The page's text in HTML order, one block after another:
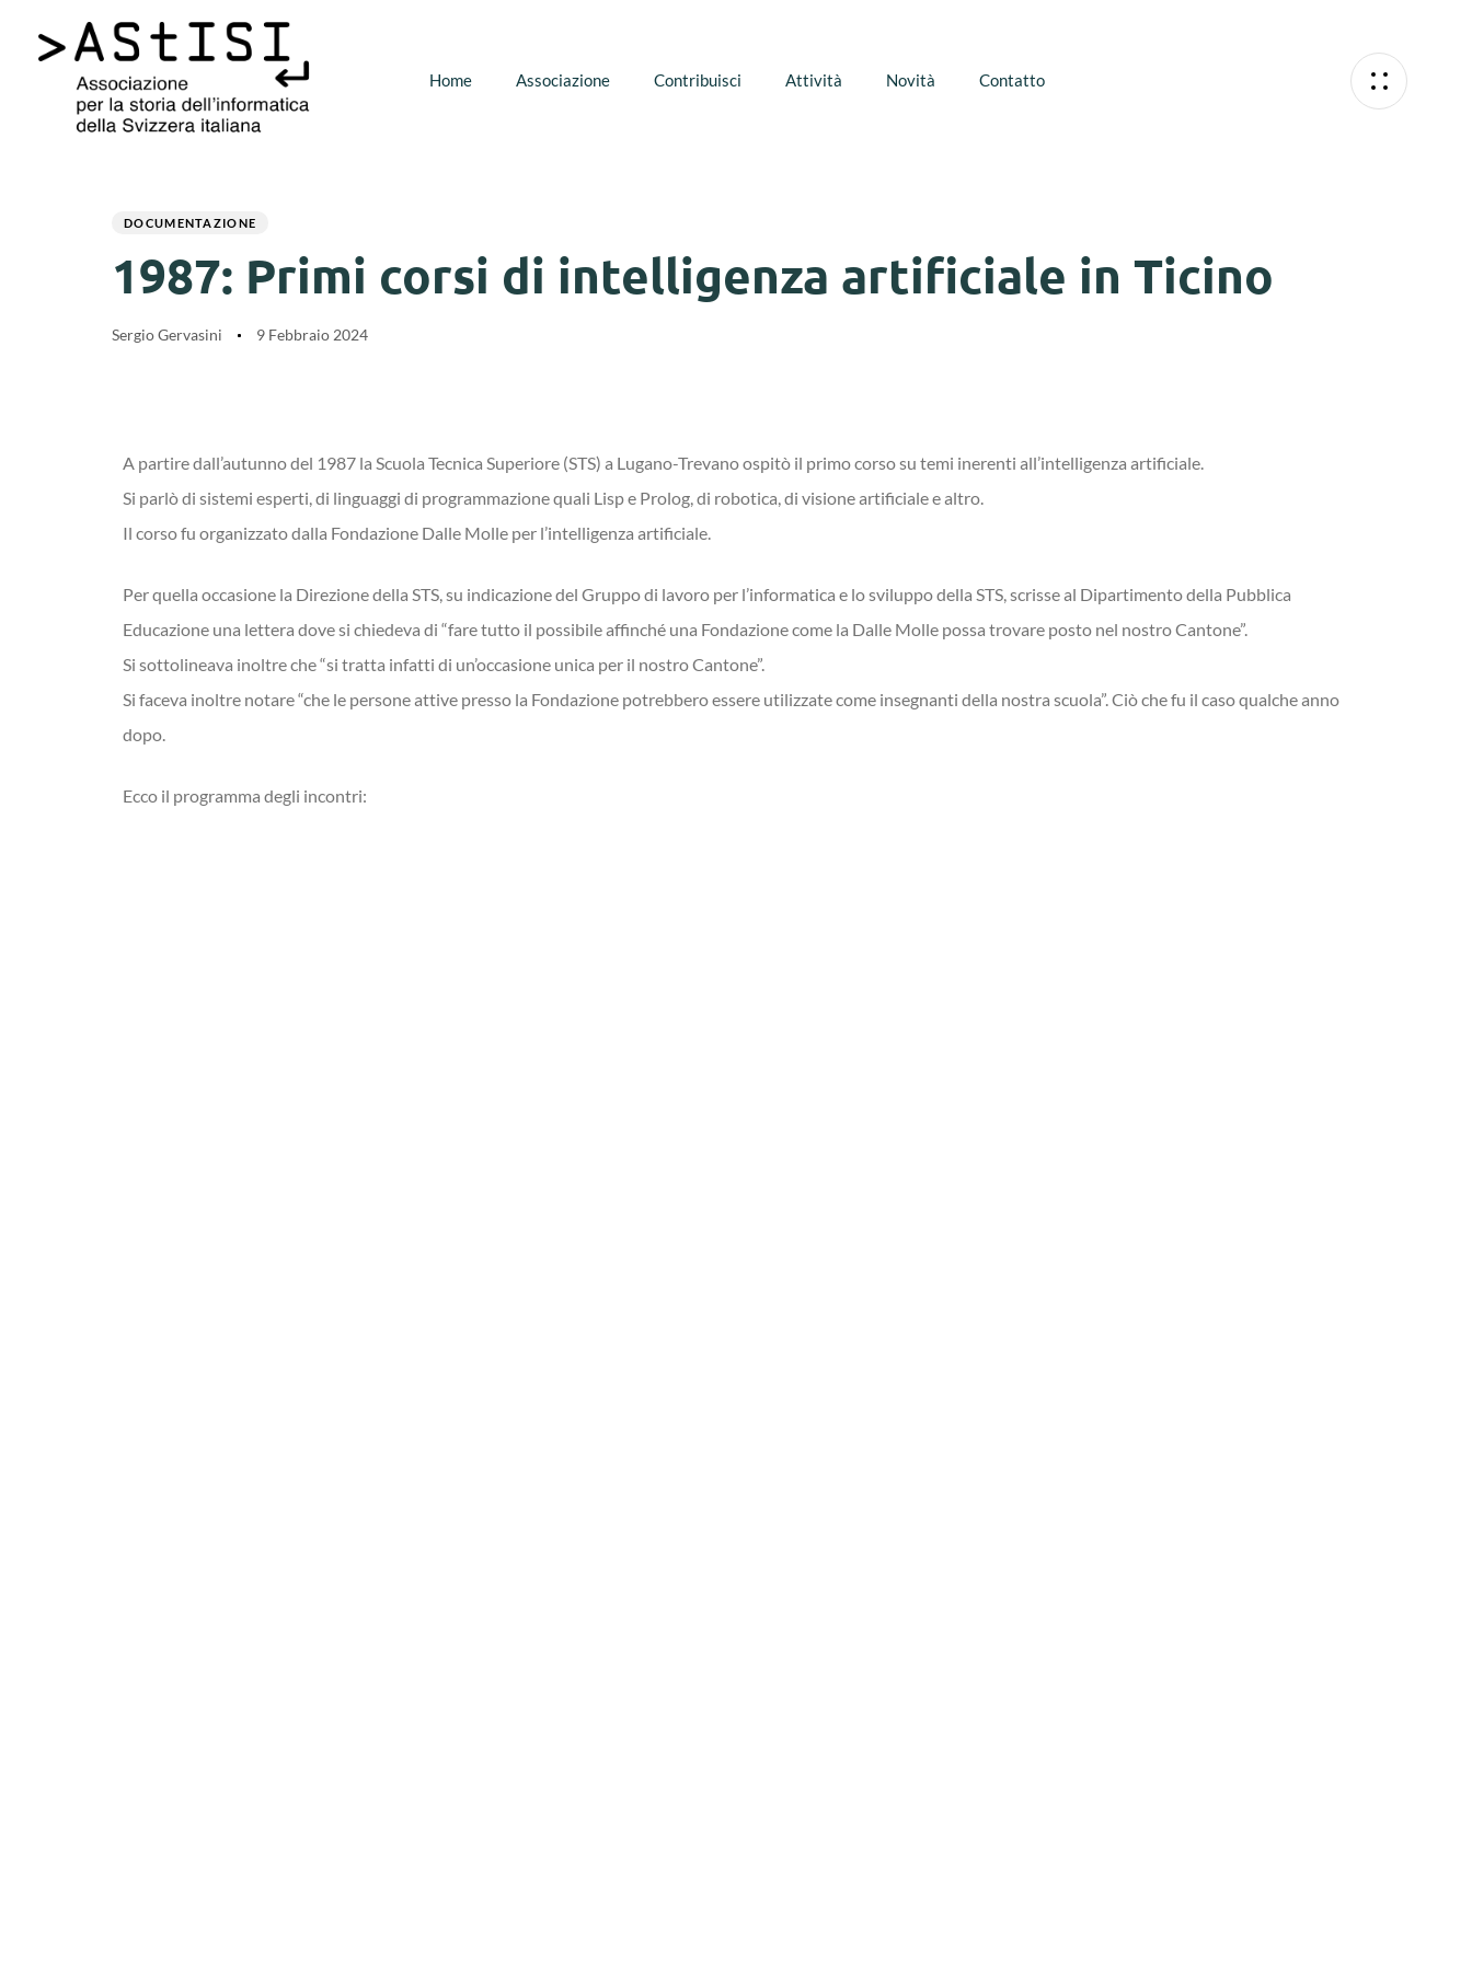
Home Associazione Contribuisci Attività Novità Contatto
DOCUMENTAZIONE
1987: Primi corsi di intelligenza artificiale in Ticino
Sergio Gervasini 9 Febbraio 2024
A partire dall’autunno del 1987 la Scuola Tecnica Superiore (STS) a Lugano-Trevano ospitò il primo corso su temi inerenti all’intelligenza artificiale.
Si parlò di sistemi esperti, di linguaggi di programmazione quali Lisp e Prolog, di robotica, di visione artificiale e altro.
Il corso fu organizzato dalla Fondazione Dalle Molle per l’intelligenza artificiale.
Per quella occasione la Direzione della STS, su indicazione del Gruppo di lavoro per l’informatica e lo sviluppo della STS, scrisse al Dipartimento della Pubblica
Educazione una lettera dove si chiedeva di “fare tutto il possibile affinché una Fondazione come la Dalle Molle possa trovare posto nel nostro Cantone”.
Si sottolineava inoltre che “si tratta infatti di un’occasione unica per il nostro Cantone”.
Si faceva inoltre notare “che le persone attive presso la Fondazione potrebbero essere utilizzate come insegnanti della nostra scuola”. Ciò che fu il caso qualche anno
dopo.
Ecco il programma degli incontri: